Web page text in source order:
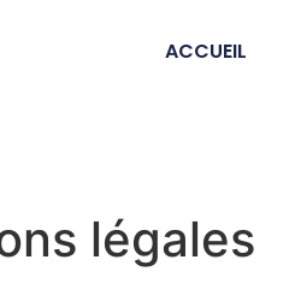
ACCUEIL
légales